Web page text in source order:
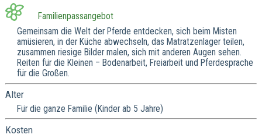
Familienpassangebot
Gemeinsam die Welt der Pferde entdecken, sich beim Misten
amüsieren, in der Küche abwechseln, das Matratzenlager teilen,
zusammen riesige Bilder malen, sich mit anderen Augen sehen.
Reiten für die Kleinen – Bodenarbeit, Freiarbeit und Pferdesprache
für die Großen.
Alter
Für die ganze Familie (Kinder ab 5 Jahre)
Kosten